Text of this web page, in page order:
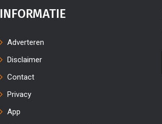
INFORMATIE
Adverteren
Disclaimer
Contact
Privacy
App